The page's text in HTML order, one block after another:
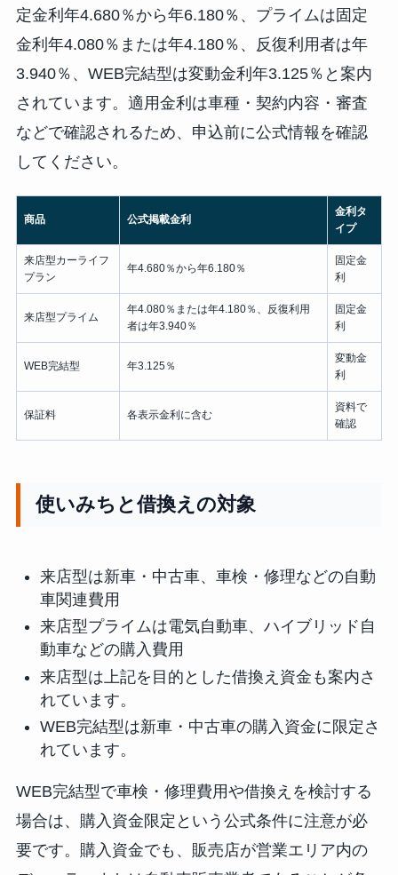
定金利年4.680％から年6.180％、プライムは固定
金利年4.080％または年4.180％、反復利用者は年
3.940％、WEB完結型は変動金利年3.125％と案内
されています。適用金利は車種・契約内容・審査
などで確認されるため、申込前に公式情報を確認
してください。
商品 公式掲載金利
金利タ
イプ
来店型カーライフ
プラン
年4.680％から年6.180％
固定金
利
来店型プライム
年4.080％または年4.180％、反復利用
者は年3.940％
固定金
利
WEB完結型 年3.125％
変動金
利
保証料 各表示金利に含む
資料で
確認
使いみちと借換えの対象
来店型は新車・中古車、車検・修理などの自動
車関連費用
来店型プライムは電気自動車、ハイブリッド自
動車などの購入費用
来店型は上記を目的とした借換え資金も案内さ
れています。
WEB完結型は新車・中古車の購入資金に限定さ
れています。
WEB完結型で車検・修理費用や借換えを検討する
場合は、購入資金限定という公式条件に注意が必
要です。購入資金でも、販売店が営業エリア内の